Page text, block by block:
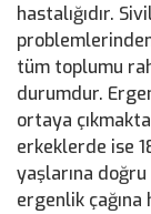
hastalığıdır.
tüm toplumu
durumdur.
ortaya
erkeklerde ise
yaşlarına
ergenlik